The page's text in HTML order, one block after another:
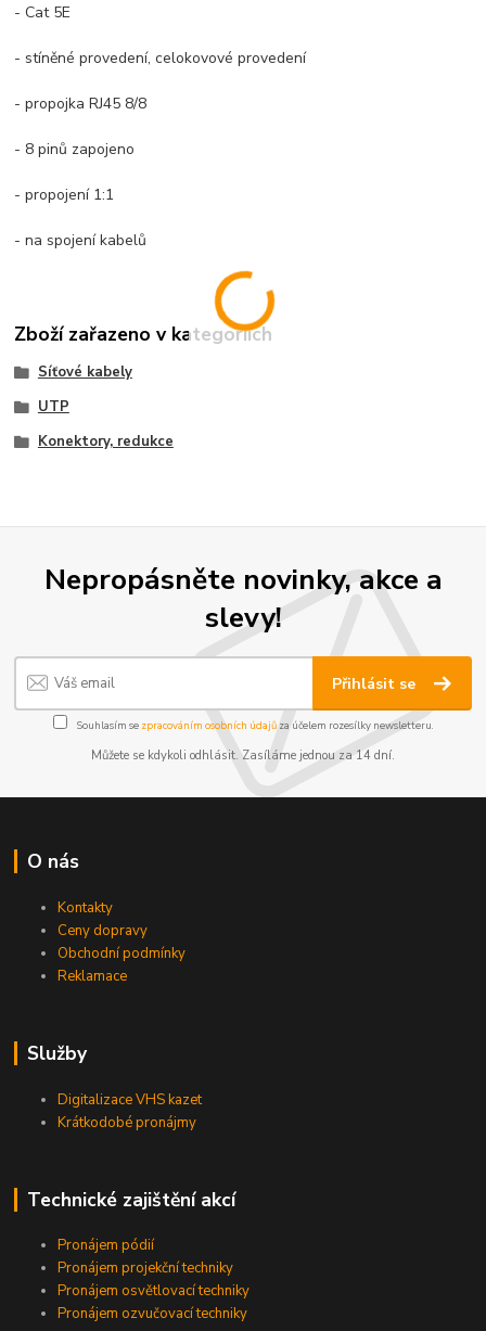
- Cat 5E
- stíněné provedení, celokovové provedení
- propojka RJ45 8/8
- 8 pinů zapojeno
- propojení 1:1
- na spojení kabelů
Zboží zařazeno v kategoriích
Síťové kabely
UTP
Konektory, redukce
Nepropásněte novinky, akce a
slevy!
Přihlásit se
Souhlasím se zpracováním osobních údajůza účelem rozesílky newsletteru.
Můžete se kdykoli odhlásit. Zasíláme jednou za 14 dní.
O nás
Kontakty
Ceny dopravy
Obchodní podmínky
Reklamace
Služby
Digitalizace VHS kazet
Krátkodobé pronájmy
Technické zajištění akcí
Pronájem pódií
Pronájem projekční techniky
Pronájem osvětlovací techniky
Pronájem ozvučovací techniky